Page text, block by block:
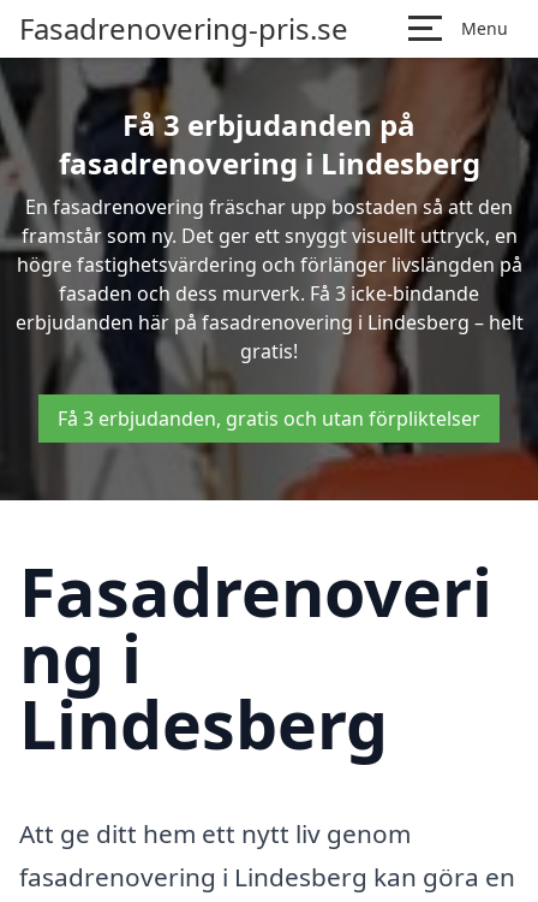
Fasadrenovering-pris.se Menu
Få 3 erbjudanden på
fasadrenovering i Lindesberg
En fasadrenovering fräschar upp bostaden så att den
framstår som ny. Det ger ett snyggt visuellt uttryck, en
högre fastighetsvärdering och förlänger livslängden på
fasaden och dess murverk. Få 3 icke-bindande
erbjudanden här på fasadrenovering i Lindesberg – helt
gratis!
Få 3 erbjudanden, gratis och utan förpliktelser
Fasadrenoveri
ng i
Lindesberg
Att ge ditt hem ett nytt liv genom
fasadrenovering i Lindesberg kan göra en